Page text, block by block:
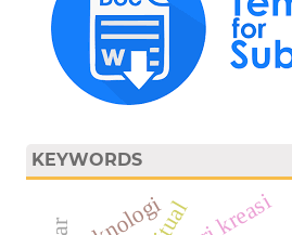
KEYWORDS